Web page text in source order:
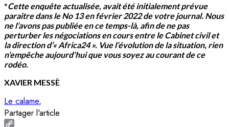
*Cette enquête actualisée, avait été initialement prévue
paraitre dans le No 13 en février 2022 de votre journal. Nous
ne l’avons pas publiée en ce temps-là, afin de ne pas
perturber les négociations en cours entre le Cabinet civil et
la direction d’« Africa24 ». Vue l’évolution de la situation, rien
n’empêche aujourd’hui que vous soyez au courant de ce
rodéo.
XAVIER MESSÈ
Le calame
Partager l'article